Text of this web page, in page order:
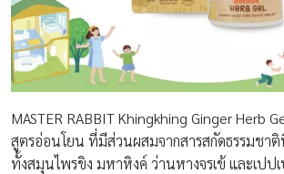
MASTER RABBIT Khingkhing Ginger Herb
สูตรอ่อนโยน ที่มีส่วนผสมจากสารสกัดธรรมชา
ทั้งสมุนไพรขิง มหาหิงค์ ว่านหางจรเข้ และเปป